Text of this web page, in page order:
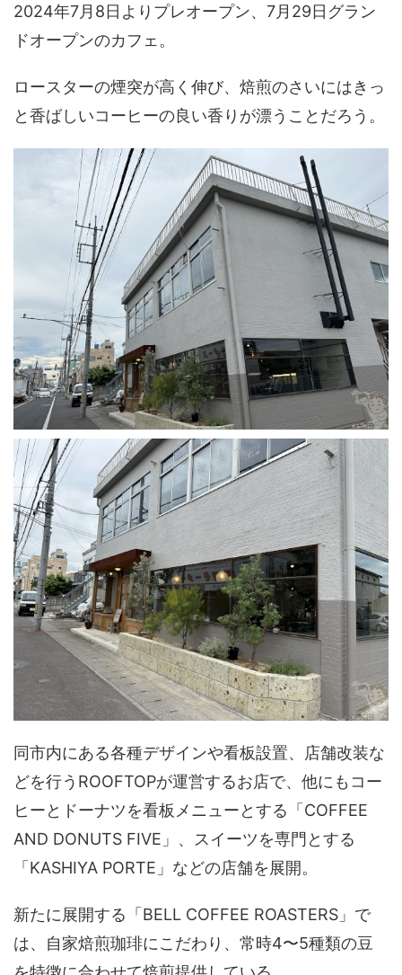
2024年7月8日よりプレオープン、7月29日グラン
ドオープンのカフェ。
ロースターの煙突が高く伸び、焙煎のさいにはきっ
と香ばしいコーヒーの良い香りが漂うことだろう。
同市内にある各種デザインや看板設置、店舗改装な
どを行うROOFTOPが運営するお店で、他にもコー
ヒーとドーナツを看板メニューとする「COFFEE
AND DONUTS FIVE」、スイーツを専門とする
「KASHIYA PORTE」などの店舗を展開。
新たに展開する「BELL COFFEE ROASTERS」で
は、自家焙煎珈琲にこだわり、常時4〜5種類の豆